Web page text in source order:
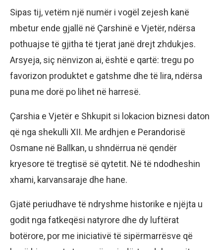
Sipas tij, vetëm një numër i vogël zejesh kanë
mbetur ende gjallë në Çarshinë e Vjetër, ndërsa
pothuajse të gjitha të tjerat janë drejt zhdukjes.
Arsyeja, siç nënvizon ai, është e qartë: tregu po
favorizon produktet e gatshme dhe të lira, ndërsa
puna me dorë po lihet në harresë.
Çarshia e Vjetër e Shkupit si lokacion biznesi daton
që nga shekulli XII. Me ardhjen e Perandorisë
Osmane në Ballkan, u shndërrua në qendër
kryesore të tregtisë së qytetit. Në të ndodheshin
xhami, karvansaraje dhe hane.
Gjatë periudhave të ndryshme historike e njëjta u
godit nga fatkeqësi natyrore dhe dy luftërat
botërore, por me iniciativë të sipërmarrësve që